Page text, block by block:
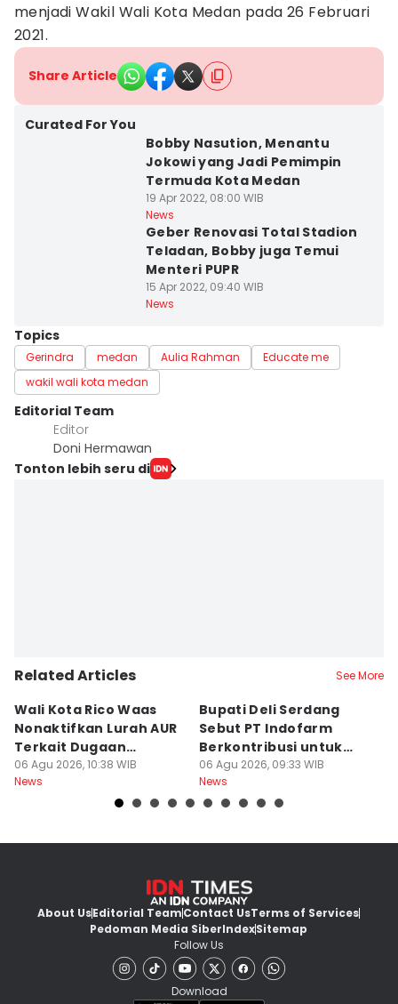
menjadi Wakil Wali Kota Medan pada 26 Februari
2021.
Share Article
Curated For You
Bobby Nasution, Menantu
Jokowi yang Jadi Pemimpin
Termuda Kota Medan
19 Apr 2022, 08:00 WIB
News
Geber Renovasi Total Stadion
Teladan, Bobby juga Temui
Menteri PUPR
15 Apr 2022, 09:40 WIB
News
Topics
Gerindra medan Aulia Rahman
Educate me
wakil wali kota medan
Editorial Team
Editor
Doni Hermawan
Tonton lebih seru di
Related Articles See More
Wali Kota Rico Waas
Nonaktifkan Lurah AUR
Terkait Dugaan
Pungutan Liar
06 Agu 2026, 10:38 WIB
News
Bupati Deli Serdang
Sebut PT Indofarm
Berkontribusi untuk
Perekonomian
06 Agu 2026, 09:33 WIB
News
About UsEditorial TeamContact UsTerms of Services
Pedoman Media SiberIndexSitemap
Follow Us
Download